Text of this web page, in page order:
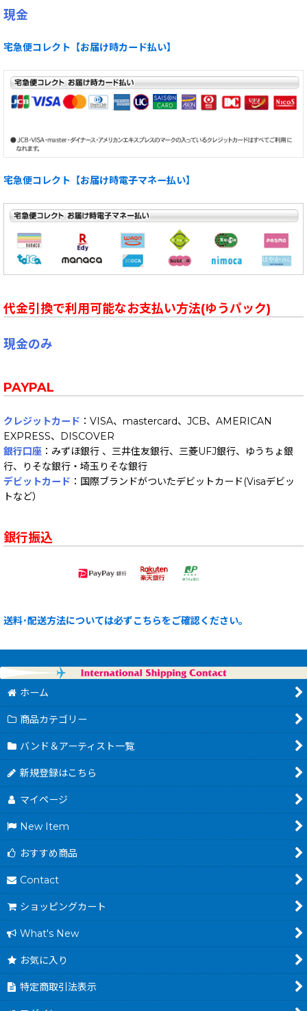
現金
宅急便コレクト【お届け時カード払い】
宅急便コレクト【お届け時電子マネー払い】
代金引換で利用可能なお支払い方法(ゆうパック)
現金のみ
PAYPAL
クレジットカード ：VISA、mastercard、JCB、AMERICAN
EXPRESS、DISCOVER
銀行口座 ：みずほ銀行 、三井住友銀行、三菱UFJ銀行、ゆうちょ銀
行、りそな銀行・埼玉りそな銀行
デビットカード ：国際ブランドがついたデビットカード(Visaデビッ
トなど）
銀行振込
送料･配送方法については必ずこちらをご確認ください。
ホーム
商品カテゴリー
バンド＆アーティスト一覧
新規登録はこちら
マイページ
New Item
おすすめ商品
Contact
ショッピングカート
What's New
お気に入り
特定商取引法表示